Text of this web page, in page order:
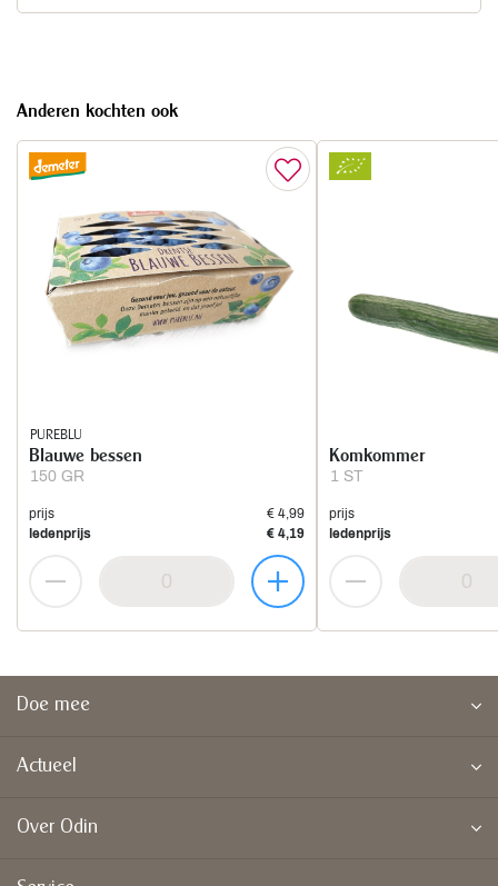
Anderen kochten ook
PUREBLU
150 GR
Blauwe bessen
prijs
€ 4,99
ledenprijs
€ 4,19
1 ST
Komkommer
prijs
ledenprijs
Doe mee
Actueel
Over Odin